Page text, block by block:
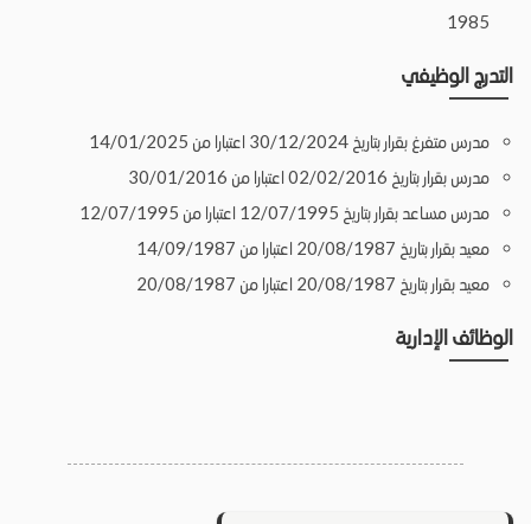
1985
التدرج الوظيفي
مدرس متفرغ بقرار بتاريخ 30/12/2024 اعتبارا من 14/01/2025
مدرس بقرار بتاريخ 02/02/2016 اعتبارا من 30/01/2016
مدرس مساعد بقرار بتاريخ 12/07/1995 اعتبارا من 12/07/1995
معيد بقرار بتاريخ 20/08/1987 اعتبارا من 14/09/1987
معيد بقرار بتاريخ 20/08/1987 اعتبارا من 20/08/1987
الوظائف الإدارية